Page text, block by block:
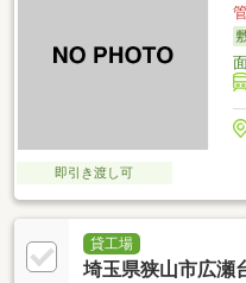
即引き渡し可
貸工場
埼玉県狭山市広瀬